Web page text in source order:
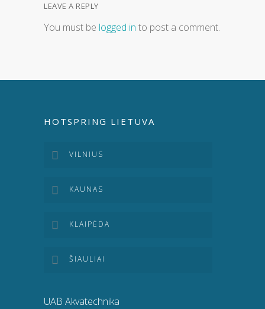
LEAVE A REPLY
You must be logged in to post a comment.
HOTSPRING LIETUVA
VILNIUS
KAUNAS
KLAIPĖDA
ŠIAULIAI
UAB Akvatechnika